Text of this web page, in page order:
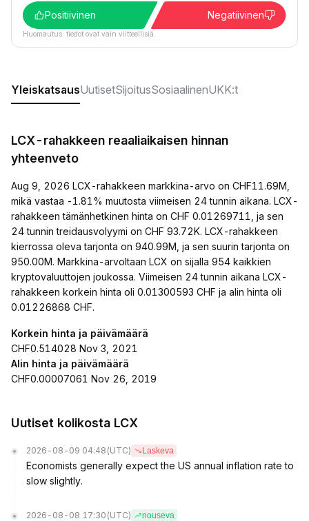
Positiivinen
Negatiivinen
Huomautus: tiedot ovat vain viitteellisiä.
YleiskatsausUutisetSijoitusSosiaalinenUKK:t
LCX-rahakkeen reaaliaikaisen hinnan
yhteenveto
Aug 9, 2026 LCX-rahakkeen markkina-arvo on CHF11.69M,
mikä vastaa -1.81% muutosta viimeisen 24 tunnin aikana. LCX-
rahakkeen tämänhetkinen hinta on CHF 0.01269711, ja sen
24 tunnin treidausvolyymi on CHF 93.72K. LCX-rahakkeen
kierrossa oleva tarjonta on 940.99M, ja sen suurin tarjonta on
950.00M. Markkina-arvoltaan LCX on sijalla 954 kaikkien
kryptovaluuttojen joukossa. Viimeisen 24 tunnin aikana LCX-
rahakkeen korkein hinta oli 0.01300593 CHF ja alin hinta oli
0.01226868 CHF.
Korkein hinta ja päivämäärä
CHF0.514028 Nov 3, 2021
Alin hinta ja päivämäärä
CHF0.00007061 Nov 26, 2019
Uutiset kolikosta LCX
2026-08-09 04:48 (UTC) Laskeva
Economists generally expect the US annual inflation rate to
slow slightly.
2026-08-08 17:30 (UTC) nouseva